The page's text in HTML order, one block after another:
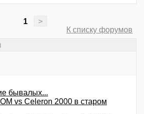
1
>
К списку форумов
бывалых...
vs Celeron 2000 в старом